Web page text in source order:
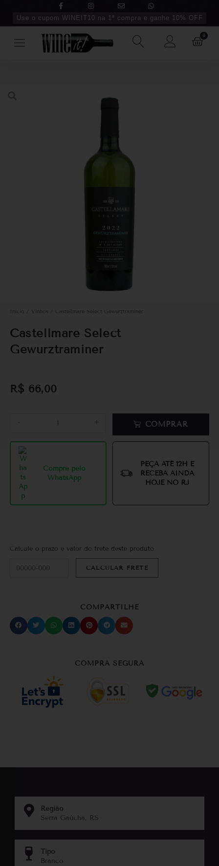
Use o cupom WINEIT10 na 1ª compra e ganhe 10% OFF
0
Início Vinhos / Castellmare Select Gewurztraminer
Castellmare Select
Gewurztraminer
R$ 66,00
- + COMPRAR
Compre pelo
WhatsApp
PEÇA ATÉ 12H E
RECEBA AINDA
HOJE NO RJ
Calcule o prazo e valor do frete deste produto
COMPARTILHE
COMPRA SEGURA
Região
Serra Gaúcha, RS
Tipo
Branco